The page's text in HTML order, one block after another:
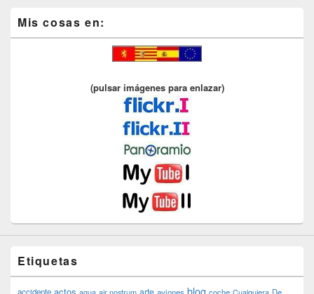
Mis cosas en:
(pulsar imágenes para enlazar)
Etiquetas